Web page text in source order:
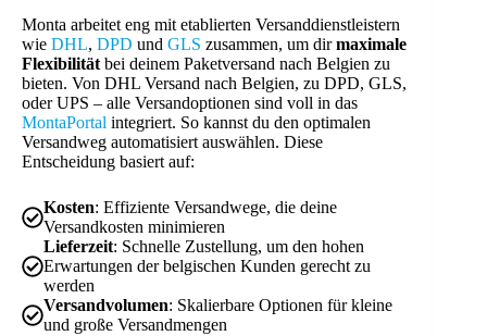
Monta arbeitet eng mit etablierten Versanddienstleistern
wie DHL, DPD und GLS zusammen, um dirmaximale
Flexibilität bei deinem Paketversand nach Belgien zu
bieten. Von DHL Versand nach Belgien, zu DPD, GLS,
oder UPS – alle Versandoptionen sind voll in das
MontaPortal integriert. So kannst du den optimalen
Versandweg automatisiert auswählen. Diese
Entscheidung basiert auf:
Kosten: Effiziente Versandwege, die deine
Versandkosten minimieren
Lieferzeit: Schnelle Zustellung, um den hohen
Erwartungen der belgischen Kunden gerecht zu
werden
Versandvolumen: Skalierbare Optionen für kleine
und große Versandmengen